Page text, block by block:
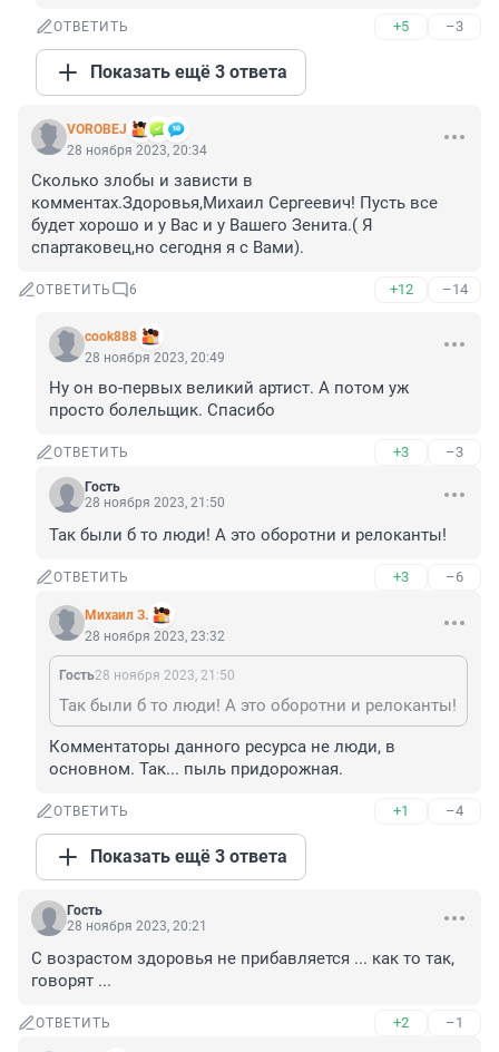
ОТВЕТИТЬ +5 –3
Показать ещё 3 ответа
VOROBEJ
28 ноября 2023, 20:34
Сколько злобы и зависти в
комментах.Здоровья,Михаил Сергеевич! Пусть все
будет хорошо и у Вас и у Вашего Зенита.( Я
спартаковец,но сегодня я с Вами).
ОТВЕТИТЬ 6 +12 –14
cook888
28 ноября 2023, 20:49
Ну он во-первых великий артист. А потом уж
просто болельщик. Спасибо
ОТВЕТИТЬ +3 –3
Гость
28 ноября 2023, 21:50
Так были б то люди! А это оборотни и релоканты!
ОТВЕТИТЬ +3 –6
Михаил З.
28 ноября 2023, 23:32
Гость28 ноября 2023, 21:50
Так были б то люди! А это оборотни и релоканты!
Комментаторы данного ресурса не люди, в
основном. Так... пыль придорожная.
ОТВЕТИТЬ +1 –4
Показать ещё 3 ответа
Гость
28 ноября 2023, 20:21
С возрастом здоровья не прибавляется ... как то так,
говорят ...
ОТВЕТИТЬ +2 –1